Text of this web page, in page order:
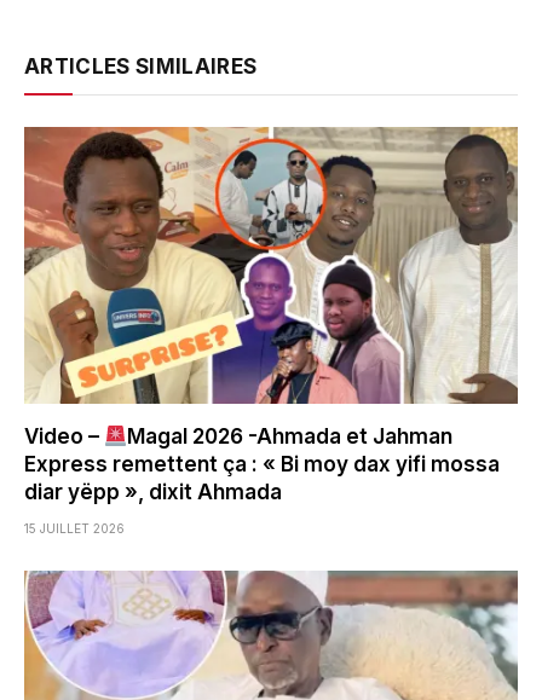
ARTICLES SIMILAIRES
Video –
Magal 2026 -Ahmada et Jahman
Express remettent ça : « Bi moy dax yifi mossa
diar yëpp », dixit Ahmada
15 JUILLET 2026